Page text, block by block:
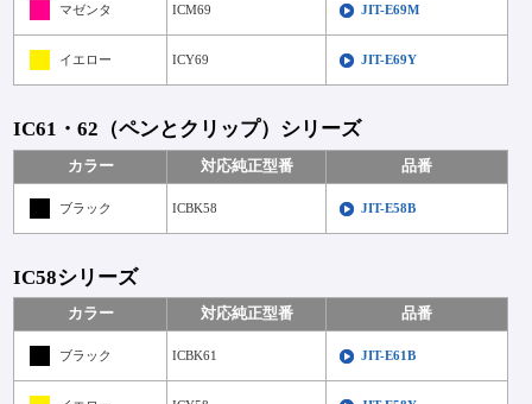
マゼンタ ICM69 JIT-E69M
イエロー ICY69 JIT-E69Y
IC61・62（ペンとクリップ）シリーズ
カラー 対応純正型番 品番
ブラック ICBK58 JIT-E58B
IC58シリーズ
カラー 対応純正型番 品番
ブラック ICBK61 JIT-E61B